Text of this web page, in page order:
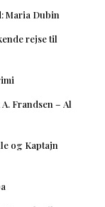
Maria Dubin
rejse til
Frandsen – Al
og Kaptajn